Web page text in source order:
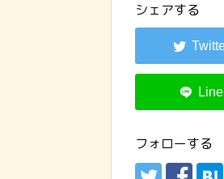
シェアする
フォローする